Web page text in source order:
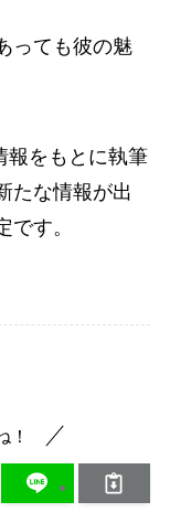
っても彼の魅
をもとに執筆
たな情報が出
す。
！